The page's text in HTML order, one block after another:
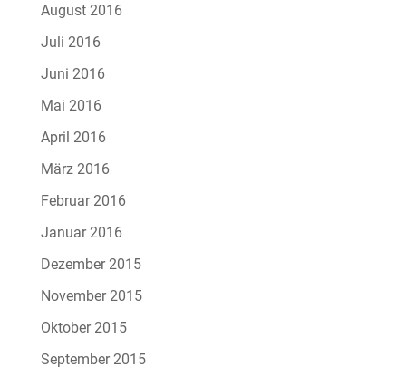
August 2016
Juli 2016
Juni 2016
Mai 2016
April 2016
März 2016
Februar 2016
Januar 2016
Dezember 2015
November 2015
Oktober 2015
September 2015